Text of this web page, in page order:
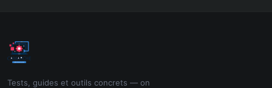
Tests, guides et outils concrets — on